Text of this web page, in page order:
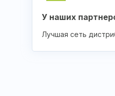
У наших
Лучшая сеть